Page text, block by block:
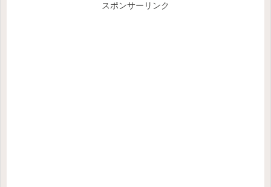
スポンサーリンク